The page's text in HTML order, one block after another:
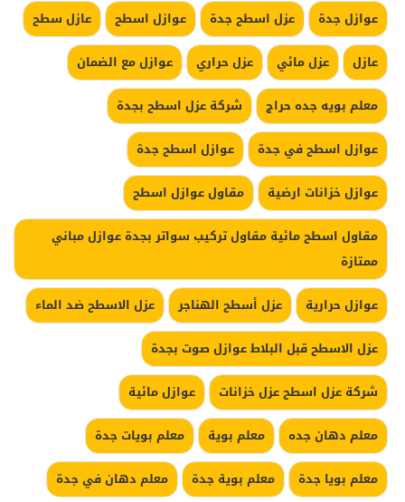
عوازل جدة
عزل اسطح جدة عوازل اسطح
عازل سطح
عازل
عزل مائي عزل حراري
عوازل مع الضمان
معلم بويه جده حراج
شركة عزل اسطح بجدة
عوازل اسطح في جدة
عوازل اسطح جدة
عوازل خزانات ارضية
مقاول عوازل اسطح
مقاول اسطح مائية مقاول تركيب سواتر بجدة عوازل مباني
ممتازة
عوازل حرارية
عزل أسطح الهناجر
عزل الاسطح ضد الماء
عزل الاسطح قبل البلاط عوازل صوت بجدة
شركة عزل اسطح عزل خزانات
عوازل مائية
معلم دهان جده
معلم بوية
معلم بويات جدة
معلم بويا جدة
معلم بوية جدة معلم دهان في جدة